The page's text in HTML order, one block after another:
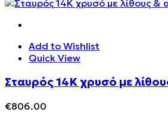
Add to Wishlist
Quick View
Σταυρός 14Κ χρυσό με
€806.00